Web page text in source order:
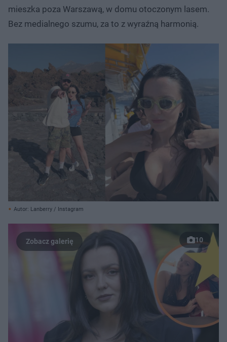
mieszka poza Warszawą, w domu otoczonym lasem.
Bez medialnego szumu, za to z wyraźną harmonią.
Autor: Lanberry / Instagram
10